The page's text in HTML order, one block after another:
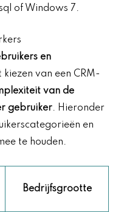
of Windows 7.
en
van een CRM-
van de
gebruiker. Hieronder
en
te houden.
Bedrijfsgrootte